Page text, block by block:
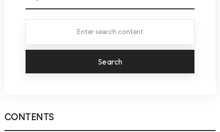
Search
CONTENTS